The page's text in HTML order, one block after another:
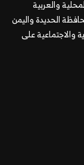
والعربية
الحديدة واليمن
والاجتماعية على